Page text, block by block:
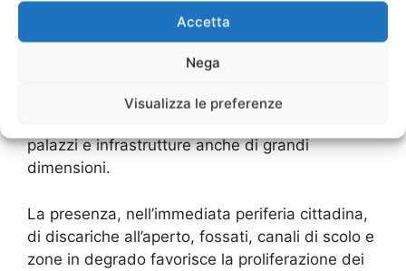
Accetta
Nega
Visualizza le preferenze
quando sono situati in città, in quanto si tratta
di roditori facilmente adattabili, che richiedono
pochissime risorse per sopravvivere e che
riescono a svilupparsi facilmente anche in
palazzi e infrastrutture anche di grandi
dimensioni.
La presenza, nell’immediata periferia cittadina,
di discariche all’aperto, fossati, canali di scolo e
zone in degrado favorisce la proliferazione dei